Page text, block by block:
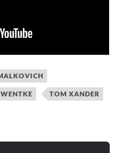
TOM XANDER